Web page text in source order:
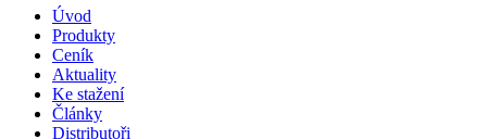
Úvod
Produkty
Ceník
Aktuality
Ke stažení
Články
Distributoři